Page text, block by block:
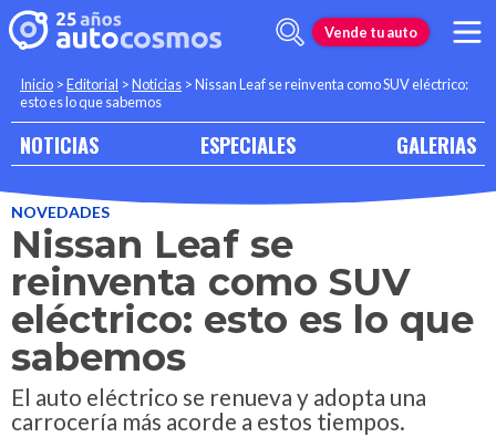
Vende tu auto
Inicio >Editorial >Noticias >Nissan Leaf se reinventa como SUV eléctrico:
esto es lo que sabemos
NOTICIAS ESPECIALES GALERIAS
NOVEDADES
Nissan Leaf se
reinventa como SUV
eléctrico: esto es lo que
sabemos
El auto eléctrico se renueva y adopta una
carrocería más acorde a estos tiempos.